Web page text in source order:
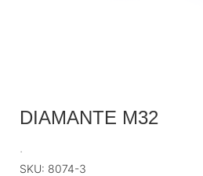
DIAMANTE M32
.
SKU: 8074-3